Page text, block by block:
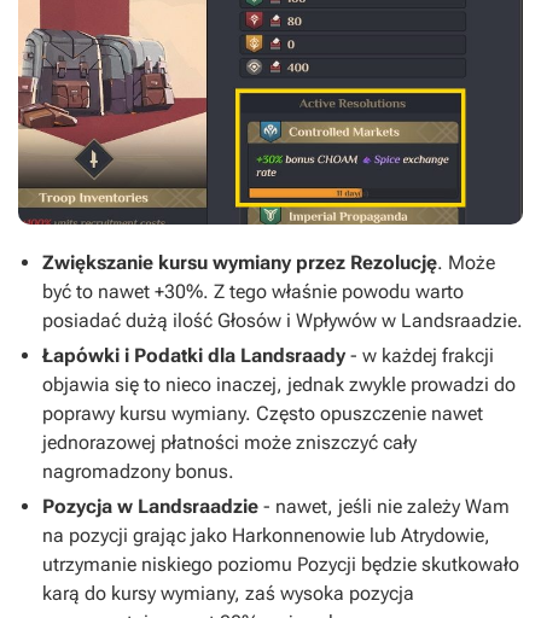
Zwiększanie kursu wymiany przez Rezolucję. Może
być to nawet +30%. Z tego właśnie powodu warto
posiadać dużą ilość Głosów i Wpływów w Landsraadzie.
Łapówki i Podatki dla Landsraady - w każdej frakcji
objawia się to nieco inaczej, jednak zwykle prowadzi do
poprawy kursu wymiany. Często opuszczenie nawet
jednorazowej płatności może zniszczyć cały
nagromadzony bonus.
Pozycja w Landsraadzie - nawet, jeśli nie zależy Wam
na pozycji grając jako Harkonnenowie lub Atrydowie,
utrzymanie niskiego poziomu Pozycji będzie skutkowało
karą do kursy wymiany, zaś wysoka pozycja